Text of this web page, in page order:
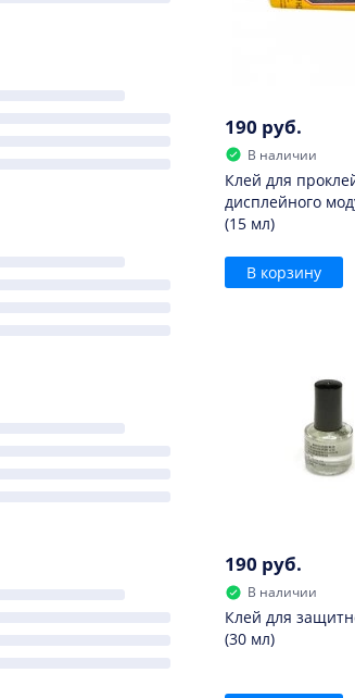
190 руб.
В наличии
Клей для
дисплейного
(15 мл)
В корзину
190 руб.
В наличии
Клей для
(30 мл)